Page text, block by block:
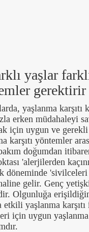
yaşlar
gerektirir
yaşlanma
erken müdahaleyi
için uygun ve gerekli
karşıtı yöntemler
doğumdan
'alerjilerden
döneminde 'sivilceleri
gelir. Genç
Olgunluğa
etkili yaşlanma
için uygun